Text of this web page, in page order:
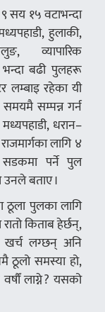
सय १५ वटाभन्दा
हुलाकी,
व्यापारिक
भन्दा बढी पुलहरू
लम्बाइ रहेका यी
सम्पन्न गर्न
धरान–
लागि ४
पर्ने पुल
बताए ।
ठूला पुलका लागि
किताब हेर्छन्,
खर्च लग्छन् अनि
ठूलो समस्या हो,
लाग्ने ? यसको